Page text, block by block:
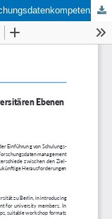
Kein Königsweg - die Vermittlung von Forschungsdatenkompetenz auf allen universitären Ebenen